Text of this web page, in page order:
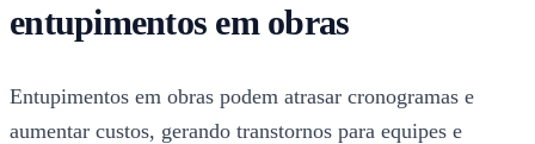
entupimentos em obras
Entupimentos em obras podem atrasar cronogramas e
aumentar custos, gerando transtornos para equipes e